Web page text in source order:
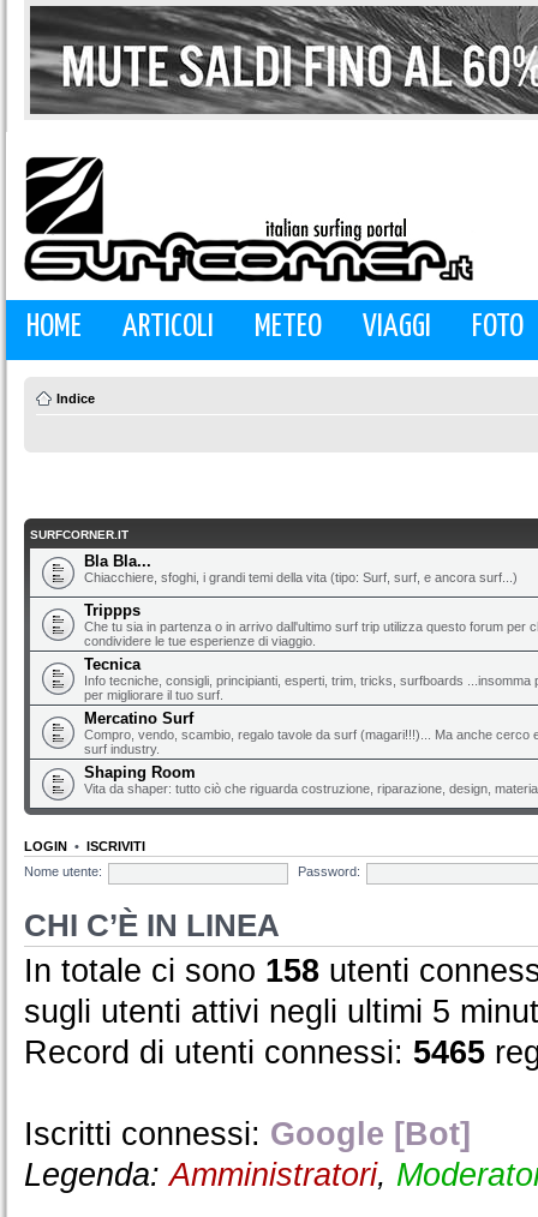
HOME ARTICOLI METEO VIAGGI FOTO
Indice
SURFCORNER.IT
Bla Bla...
Chiacchiere, sfoghi, i grandi temi della vita (tipo: Surf, surf, e ancora surf...)
Trippps
Che tu sia in partenza o in arrivo dall'ultimo surf trip utilizza questo forum per
condividere le tue esperienze di viaggio.
Tecnica
Info tecniche, consigli, principianti, esperti, trim, tricks, surfboards ...insomma
per migliorare il tuo surf.
Mercatino Surf
Compro, vendo, scambio, regalo tavole da surf (magari!!!)... Ma anche cerco
surf industry.
Shaping Room
Vita da shaper: tutto ciò che riguarda costruzione, riparazione, design,
LOGIN • ISCRIVITI
Nome utente:
Password:
CHI C’È IN LINEA
In totale ci sono 158 utenti
sugli utenti attivi negli ultimi 5
Record di utenti connessi: 5465
Iscritti connessi: Google [Bot]
Legenda:Amministratori,